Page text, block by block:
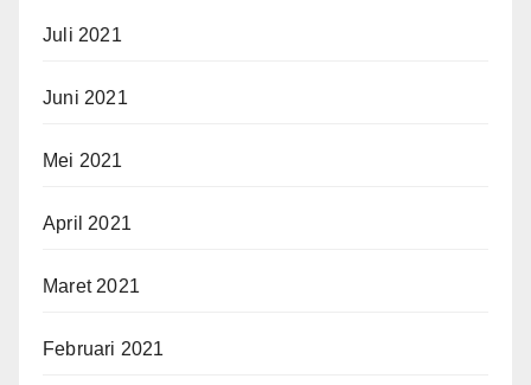
Juli 2021
Juni 2021
Mei 2021
April 2021
Maret 2021
Februari 2021